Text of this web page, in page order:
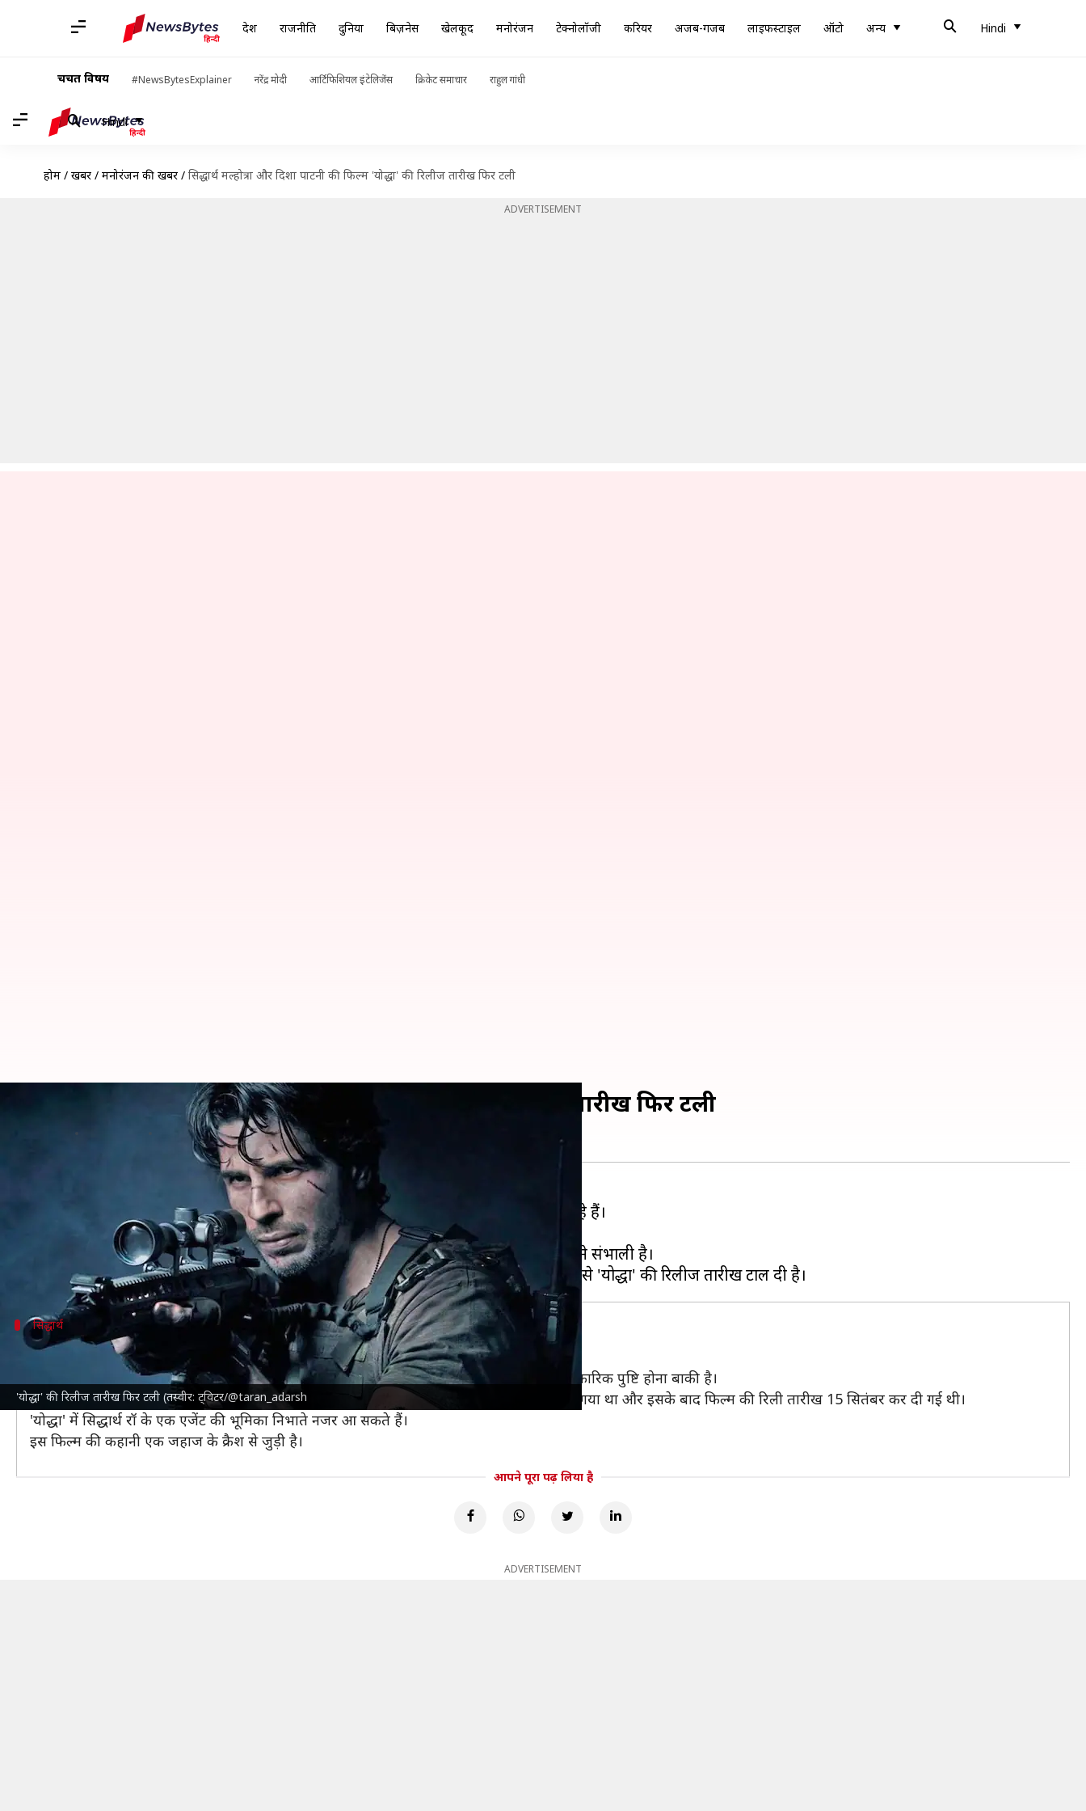
देश राजनीति दुनिया बिज़नेस खेलकूद मनोरंजन टेक्नोलॉजी करियर अजब-गजब लाइफस्टाइल ऑटो अन्य Hindi
चर्चित विषय #NewsBytesExplainer नरेंद्र मोदी आर्टिफिशियल इंटेलिजेंस क्रिकेट समाचार राहुल गांधी
Hindi
होम / खबरें / मनोरंजन की खबरें / सिद्धार्थ मल्होत्रा और दिशा पाटनी ​​की फिल्म 'योद्धा' की रिलीज तारीख फिर टली
ADVERTISEMENT
'योद्धा' की रिलीज तारीख फिर टली (तस्वीर: ट्विटर/@taran_adarsh
सिद्धार्थ मल्होत्रा और दिशा पाटनी ​​की फिल्म 'योद्धा' की रिलीज तारीख फिर टली
11:46 am
सिद्धार्थ मल्होत्रा
मौजूदा वक्त में अपनी आने वाली फिल्म 'योद्धा' को लेकर सुर्खियां बटोर रहे हैं।
इसमें सिद्धार्थ के साथदिशा पाटनी
इस फिल्म के निर्माता हैं, जबकि इसके निर्देशन की कमान सागर अंब्रे और पुष्कर ओझा ने संभाली है।
सिद्धार्थ
3 बार बदली गई फिल्म की रिलीज तारीख
के अनुसार, 'योद्धा' 1 दिसंबर को सिनेमाघरों में रिलीज होगी। हालांकि, अभी इसकी आधिकारिक पुष्टि होना बाकी है।
इससे पहले 'योद्धा' 11 नवंबर, 2022 को रिलीज होने वाली थी, जिसे बदलकर 7 जुलाई, 2023 कर दिया गया था और इसके बाद फिल्म की रिली तारीख 15 सितंबर कर दी गई थी।
'योद्धा' में सिद्धार्थ रॉ के एक एजेंट की भूमिका निभाते नजर आ सकते हैं।
इस फिल्म की कहानी एक जहाज के क्रैश से जुड़ी है।
आपने पूरा पढ़ लिया है
ADVERTISEMENT